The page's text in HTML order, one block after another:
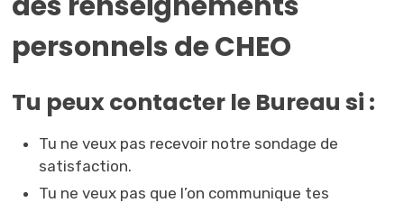
personnels de CHEO
Tu peux contacter le Bureau si :
Tu ne veux pas recevoir notre sondage de
satisfaction.
Tu ne veux pas que l’on communique tes